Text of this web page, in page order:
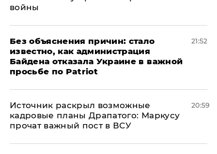
войны
Без объяснения причин: стало
известно, как администрация
Байдена отказала Украине в важной
просьбе по Patriot
21:52
​Источник раскрыл возможные
кадровые планы Драпатого: Маркусу
прочат важный пост в ВСУ
20:59